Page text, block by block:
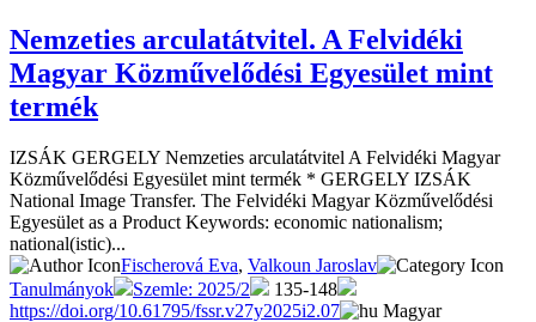
Nemzeties arculatátvitel. A Felvidéki
Magyar Közművelődési Egyesület mint
termék
IZSÁK GERGELY Nemzeties arculatátvitel A Felvidéki Magyar
Közművelődési Egyesület mint termék * GERGELY IZSÁK
National Image Transfer. The Felvidéki Magyar Közművelődési
Egyesület as a Product Keywords: economic nationalism;
national(istic)...
Fischerová Eva, Valkoun Jaroslav
Tanulmányok
Szemle: 2025/2
135-148
https://doi.org/10.61795/fssr.v27y2025i2.07
Magyar